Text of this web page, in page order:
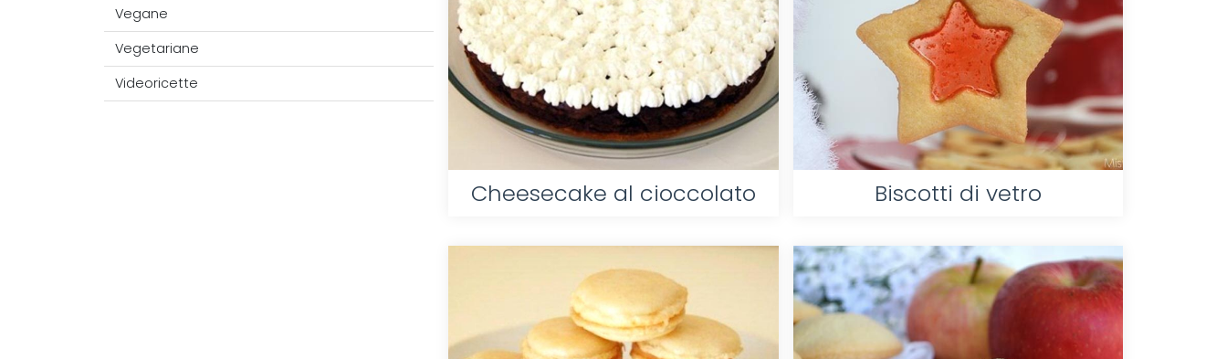
Vegane
Vegetariane
Videoricette
Cheesecake al cioccolato Biscotti di vetro